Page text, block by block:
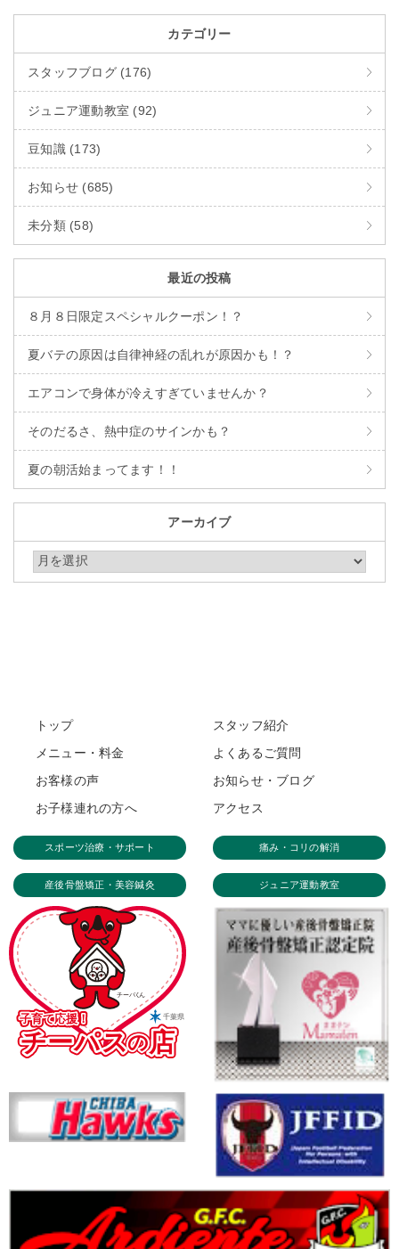
カテゴリー
スタッフブログ (176)
ジュニア運動教室 (92)
豆知識 (173)
お知らせ (685)
未分類 (58)
最近の投稿
８月８日限定スペシャルクーポン！？
夏バテの原因は自律神経の乱れが原因かも！？
エアコンで身体が冷えすぎていませんか？
そのだるさ、熱中症のサインかも？
夏の朝活始まってます！！
アーカイブ
アーカイブ
トップ
スタッフ紹介
メニュー・料金
よくあるご質問
お客様の声
お知らせ・ブログ
お子様連れの方へ
アクセス
スポーツ治療・サポート 痛み・コリの解消
産後骨盤矯正・美容鍼灸 ジュニア運動教室